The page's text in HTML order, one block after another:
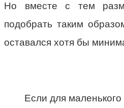
Но вместе с тем
подобрать таким
оставался хотя бы
Если для